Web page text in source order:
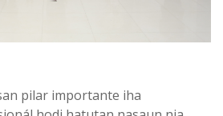
pilar importante iha